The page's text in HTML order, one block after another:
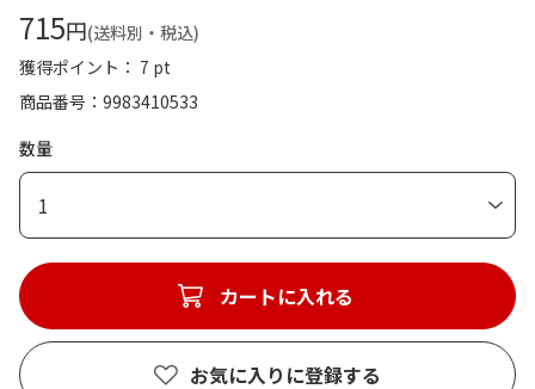
715円(送料別・税込)
獲得ポイント： 7 pt
商品番号
9983410533
数量
1
カートに入れる
お気に入りに登録する